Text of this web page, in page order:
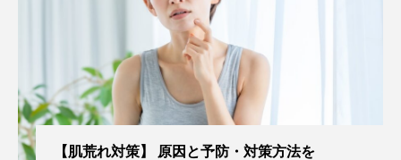
【肌荒れ対策】 原因と予防・対策方法を